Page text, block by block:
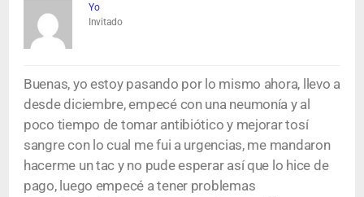
Yo
Invitado
Buenas, yo estoy pasando por lo mismo ahora, llevo a
desde diciembre, empecé con una neumonía y al
poco tiempo de tomar antibiótico y mejorar tosí
sangre con lo cual me fui a urgencias, me mandaron
hacerme un tac y no pude esperar así que lo hice de
pago, luego empecé a tener problemas